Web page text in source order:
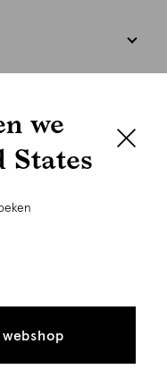
vergelijkbare
Shoeby 2026
we
States